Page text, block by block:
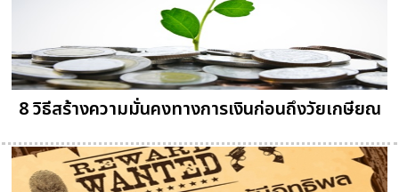
8 วิธีสร้างความมั่นคงทางการเงินก่อนถึงวัยเกษียณ